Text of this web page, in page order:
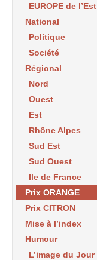
EUROPE de l’Est
National
Politique
Société
Régional
Nord
Ouest
Est
Rhône Alpes
Sud Est
Sud Ouest
Ile de France
Prix ORANGE
Prix CITRON
Mise à l’index
Humour
L’image du Jour